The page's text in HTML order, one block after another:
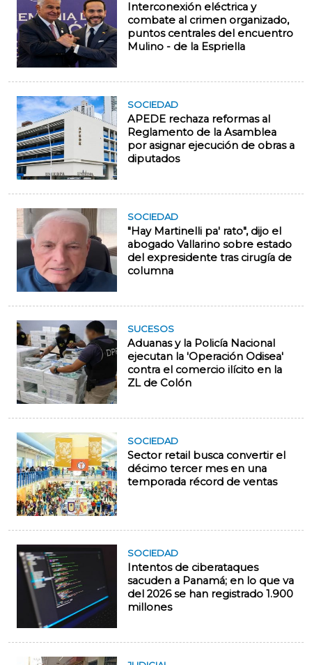
Interconexión eléctrica y
combate al crimen organizado,
puntos centrales del encuentro
Mulino - de la Espriella
SOCIEDAD
APEDE rechaza reformas al
Reglamento de la Asamblea
por asignar ejecución de obras a
diputados
SOCIEDAD
"Hay Martinelli pa' rato", dijo el
abogado Vallarino sobre estado
del expresidente tras cirugía de
columna
SUCESOS
Aduanas y la Policía Nacional
ejecutan la 'Operación Odisea'
contra el comercio ilícito en la
ZL de Colón
SOCIEDAD
Sector retail busca convertir el
décimo tercer mes en una
temporada récord de ventas
SOCIEDAD
Intentos de ciberataques
sacuden a Panamá; en lo que va
del 2026 se han registrado 1.900
millones